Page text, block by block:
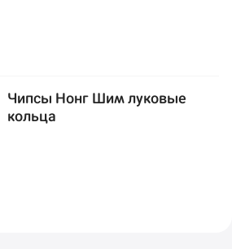
Чипсы Нонг Шим луковые
кольца